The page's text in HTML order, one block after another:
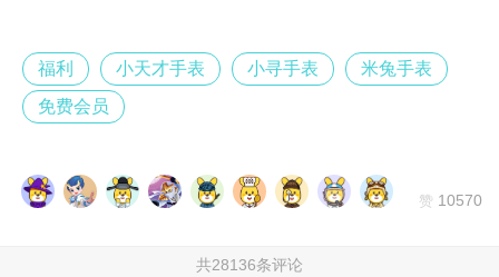
福利 小天才手表 小寻手表
米兔手表
免费会员
赞 10570
共28136条评论